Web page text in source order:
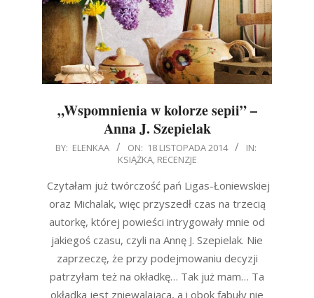
„Wspomnienia w kolorze sepii” –
Anna J. Szepielak
2014-
18
BY: ELENKAA ON: 18 LISTOPADA 2014
IN:
KSIĄŻKA, RECENZJE
Czytałam już twórczość pań Ligas-Łoniewskiej
oraz Michalak, więc przyszedł czas na trzecią
autorkę, której powieści intrygowały mnie od
jakiegoś czasu, czyli na Annę J. Szepielak. Nie
zaprzeczę, że przy podejmowaniu decyzji
patrzyłam też na okładkę… Tak już mam… Ta
okładka jest zniewalająca, a i obok fabuły nie